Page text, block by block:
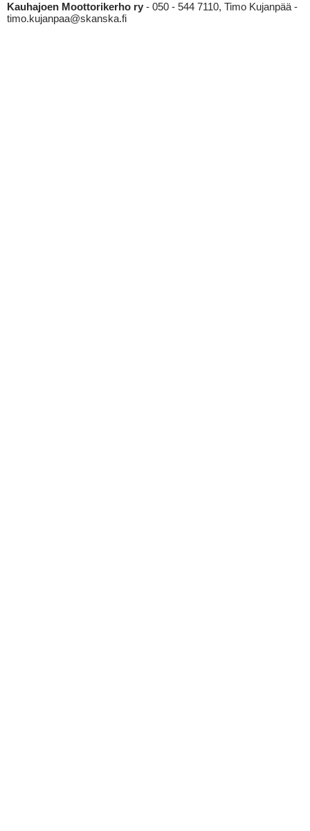
Kauhajoen Moottorikerho ry - 050 - 544 7110, Timo Kujanpää -
timo.kujanpaa@skanska.fi